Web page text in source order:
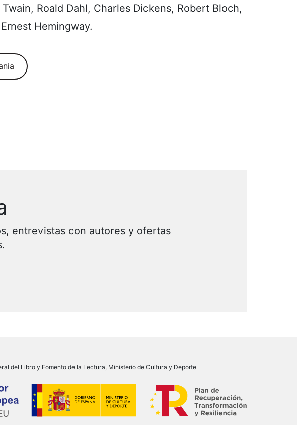
Roald Dahl, Charles Dickens, Robert Bloch,
Hemingway.
entrevistas con autores y ofertas
del Libro y Fomento de la Lectura, Ministerio de Cultura y Deporte